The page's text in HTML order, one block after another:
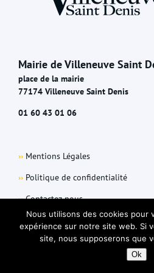
Mairie de Villeneuve Saint
place de la mairie
77174 Villeneuve Saint Denis
01 60 43 01 06
›› Mentions Légales
›› Politique de confidentialité
›› Contactez-nous
Nous utilisons des cookies pour
expérience sur notre site web. Si
site, nous supposerons que
Ok